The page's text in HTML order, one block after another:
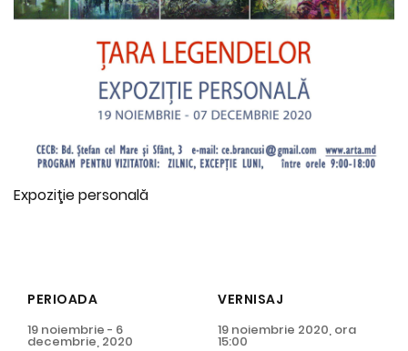
Expoziţie personală
PERIOADA
19 noiembrie - 6
decembrie, 2020
VERNISAJ
19 noiembrie 2020, ora
15:00